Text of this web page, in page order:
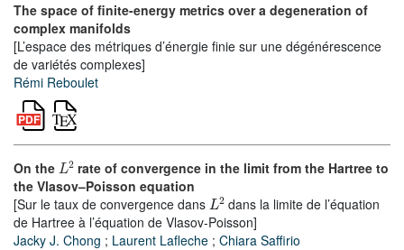
The space of finite-energy metrics over a degeneration of
complex manifolds
[L’espace des métriques d’énergie finie sur une dégénérescence
de variétés complexes]
Rémi Reboulet
On the L2 rate of convergence in the limit from the Hartree to
the Vlasov–Poisson equation
[Sur le taux de convergence dans L2 dans la limite de l’équation
de Hartree à l’équation de Vlasov-Poisson]
Jacky J. Chong ; Laurent Lafleche ; Chiara Saffirio